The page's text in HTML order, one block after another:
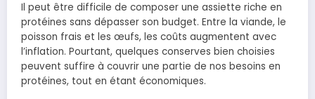
Il peut être difficile de composer une assiette riche en
protéines sans dépasser son budget. Entre la viande, le
poisson frais et les œufs, les coûts augmentent avec
l’inflation. Pourtant, quelques conserves bien choisies
peuvent suffire à couvrir une partie de nos besoins en
protéines, tout en étant économiques.